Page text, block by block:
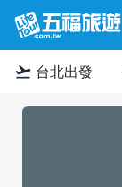
flight_takeoff 台北出發